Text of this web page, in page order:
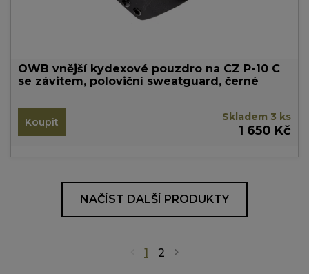
OWB vnější kydexové pouzdro na CZ P-10 C
se závitem, poloviční sweatguard, černé
Koupit Skladem 3 ks
1 650 Kč
NAČÍST DALŠÍ PRODUKTY
1 2